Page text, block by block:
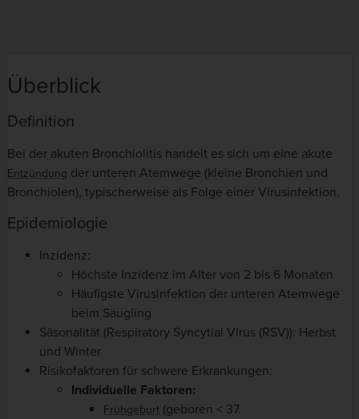
Überblick
Definition
Bei der akuten Bronchiolitis handelt es sich um eine akute
Entzündung der unteren Atemwege (kleine Bronchien und
Bronchiolen), typischerweise als Folge einer Virusinfektion.
Epidemiologie
Inzidenz:
Höchste Inzidenz im Alter von 2 bis 6 Monaten
Häufigste Virusinfektion der unteren Atemwege
beim Säugling
Säsonalität (Respiratory Syncytial Virus (RSV)): Herbst
und Winter
Risikofaktoren für schwere Erkrankungen:
Individuelle Faktoren:
Frühgeburt (geboren < 37.